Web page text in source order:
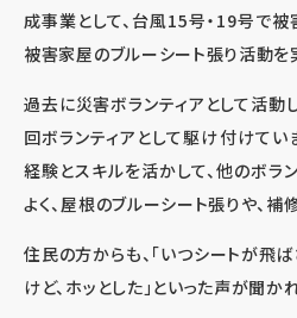
成事業として、台風15号・19号で
被害家屋のブルーシート張り活動を
過去に災害ボランティアとして活動
回ボランティアとして駆け付けて
経験とスキルを活かして、他のボラ
よく、屋根のブルーシート張りや、補
住民の方からも、「いつシートが飛
けど、ホッとした」といった声が聞か